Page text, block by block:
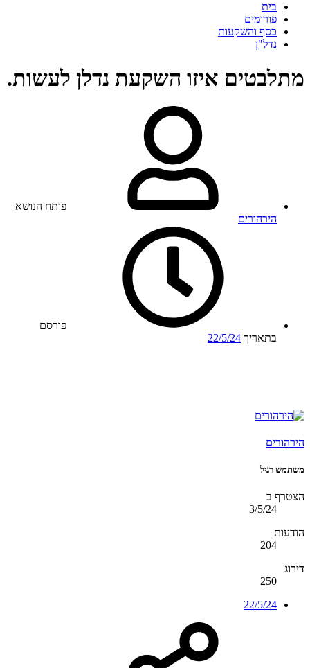
בית
פורומים
כסף והשקעות
נדל"ן
מתלבטים איזו השקעת נדלן לעשות.
פותח הנושא
הירהורים
פורסם
בתאריך 22/5/24
הירהורים
משתמש רגיל
הצטרף ב
3/5/24
הודעות
204
דירוג
250
22/5/24